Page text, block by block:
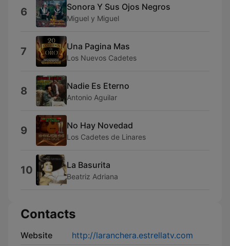
6 Sonora Y Sus Ojos Negros
Miguel y Miguel
7 Una Pagina Mas
Los Nuevos Cadetes
8 Nadie Es Eterno
Antonio Aguilar
9 No Hay Novedad
Los Cadetes de Linares
10 La Basurita
Beatriz Adriana
Contacts
Website
http://laranchera.estrellatv.com